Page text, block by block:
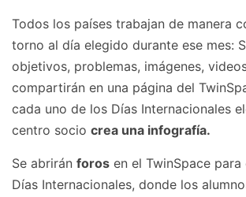
Todos los países trabajan de manera
torno al día elegido durante ese mes:
objetivos, problemas, imágenes,
compartirán en una página del
cada uno de los Días Internacionales
centro socio crea una infografía.
Se abrirán foros en el TwinSpace
Días Internacionales, donde los